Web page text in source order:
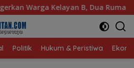
Rumah dan Bedakan Terbakar
Politik Hukum & Peristiwa